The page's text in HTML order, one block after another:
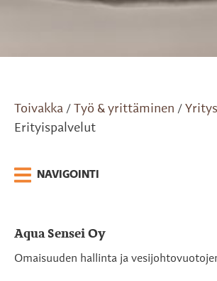
Toivakka / Työ & yrittäminen /
Erityispalvelut
NAVIGOINTI
Aqua Sensei Oy
Omaisuuden hallinta ja